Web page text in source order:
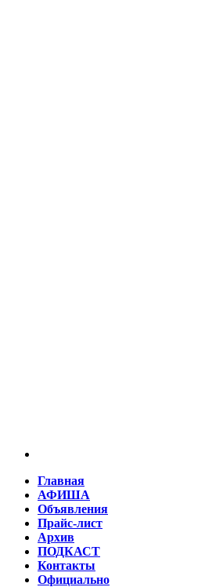
Главная
АФИША
Объявления
Прайс-лист
Архив
ПОДКАСТ
Контакты
Официально